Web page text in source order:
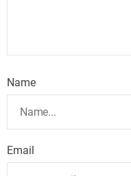
Name
Email